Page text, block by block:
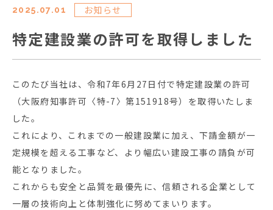
2025.07.01 お知らせ
特定建設業の許可を取得しました
このたび当社は、令和7年6月27日付で特定建設業の許可
（大阪府知事許可〈特-7〉第151918号）を取得いたしま
した。
これにより、これまでの一般建設業に加え、下請金額が一
定規模を超える工事など、より幅広い建設工事の請負が可
能となりました。
これからも安全と品質を最優先に、信頼される企業として
一層の技術向上と体制強化に努めてまいります。